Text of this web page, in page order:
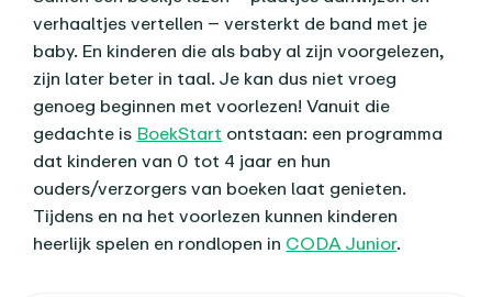
verhaaltjes vertellen – versterkt de band met je
baby. En kinderen die als baby al zijn voorgelezen,
zijn later beter in taal. Je kan dus niet vroeg
genoeg beginnen met voorlezen! Vanuit die
gedachte is BoekStart ontstaan: een programma
dat kinderen van 0 tot 4 jaar en hun
ouders/verzorgers van boeken laat genieten.
Tijdens en na het voorlezen kunnen kinderen
heerlijk spelen en rondlopen in CODA Junior.